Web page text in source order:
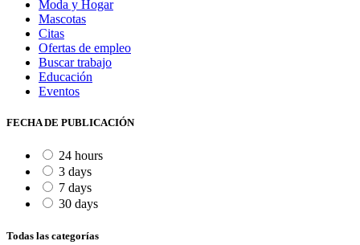
Moda y Hogar
Mascotas
Citas
Ofertas de empleo
Buscar trabajo
Educación
Eventos
FECHA DE PUBLICACIÓN
24 hours
3 days
7 days
30 days
Todas las categorías